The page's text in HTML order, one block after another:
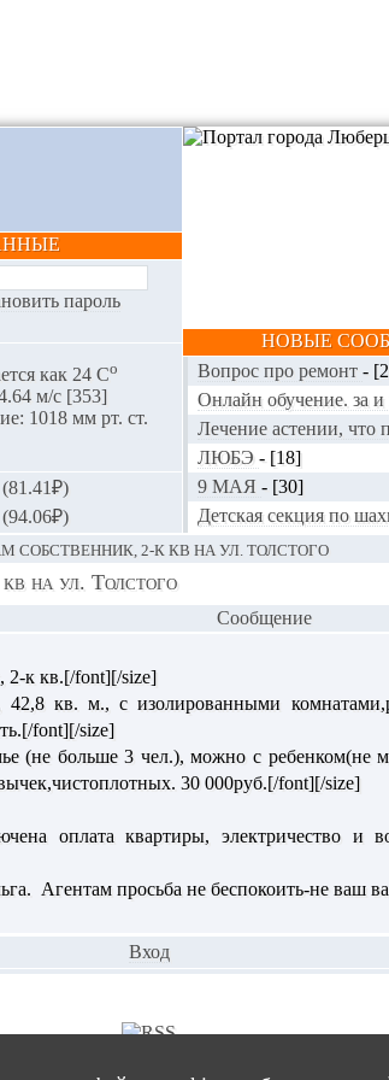
пароль
как 24 Сo
м/с [353]
1018 мм рт. ст.
НОВЫЕ
Вопрос про ремонт -
Онлайн обучение. за и
Лечение астении, что
ЛЮБЭ - [18]
9 МАЯ - [30]
Детская секция по
СОБСТВЕННИК, 2-К КВ НА УЛ. ТОЛСТОГО
на ул. Толстого
Сообщение
2-к кв.[/font][/size]
42,8 кв. м., с изолированными
font][/size]
(не больше 3 чел.), можно с
30 000руб.[/font][/size]
оплата квартиры, электричество и
Агентам просьба не беспокоить-не ваш
Вход
Страница создана за 0.01968 секунды